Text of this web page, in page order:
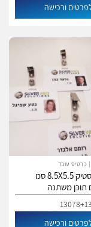
ורכישה
כרטיס עובד
כרטיס פלסטיק 8.5X5.5 סמ
תוכן משתנה
ורכישה